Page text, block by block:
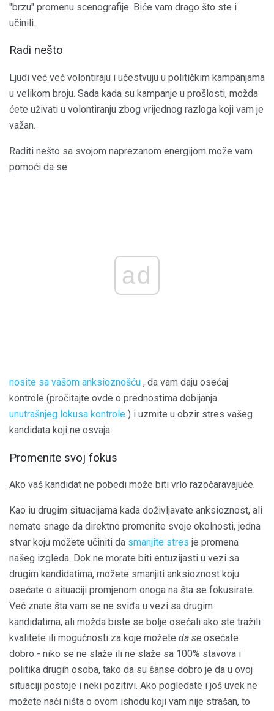
"brzu" promenu scenografije. Biće vam drago što ste i
učinili.
Radi nešto
Ljudi već već volontiraju i učestvuju u političkim kampanjama
u velikom broju. Sada kada su kampanje u prošlosti, možda
ćete uživati ​​u volontiranju zbog vrijednog razloga koji vam je
važan.
Raditi nešto sa svojom naprezanom energijom može vam
pomoći da se
ad
nosite sa vašom anksioznošću , da vam daju osećaj
kontrole (pročitajte ovde o prednostima dobijanja
unutrašnjeg lokusa kontrole ) i uzmite u obzir stres vašeg
kandidata koji ne osvaja.
Promenite svoj fokus
Ako vaš kandidat ne pobedi može biti vrlo razočaravajuće.
Kao iu drugim situacijama kada doživljavate anksioznost, ali
nemate snage da direktno promenite svoje okolnosti, jedna
stvar koju možete učiniti da smanjite stres je promena
našeg izgleda. Dok ne morate biti entuzijasti u vezi sa
drugim kandidatima, možete smanjiti anksioznost koju
osećate o situaciji promjenom onoga na šta se fokusirate.
Već znate šta vam se ne sviđa u vezi sa drugim
kandidatima, ali možda biste se bolje osećali ako ste tražili
kvalitete ili mogućnosti za koje možete da se osećate
dobro - niko se ne slaže ili ne slaže sa 100% stavova i
politika drugih osoba, tako da su šanse dobro je da u ovoj
situaciji postoje i neki pozitivi. Ako pogledate i još uvek ne
možete naći ništa o ovom ishodu koji vam nije strašan, to